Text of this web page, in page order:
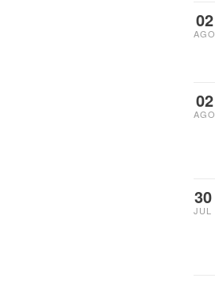
02
AGO
02
AGO
30
JUL